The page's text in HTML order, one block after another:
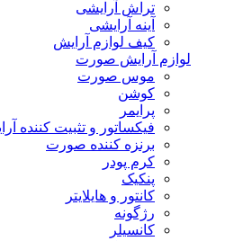
تراش آرایشی
آینه آرایشی
کیف لوازم آرایش
لوازم آرایش صورت
موس صورت
کوشن
پرایمر
فیکساتور و تثبیت کننده
برنزه کننده صورت
کرم پودر
پنکیک
کانتور و هایلایتر
رژگونه
کانسیلر